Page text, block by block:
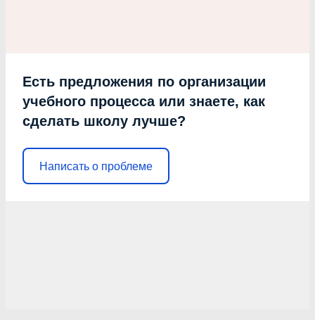
Есть предложения по организации
учебного процесса или знаете, как
сделать школу лучше?
Написать о проблеме